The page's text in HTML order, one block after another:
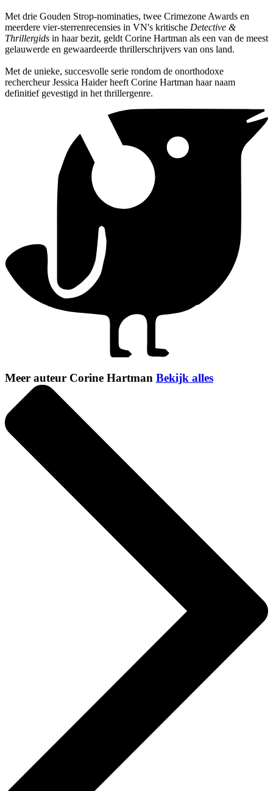
Met drie Gouden Strop-nominaties, twee Crimezone Awards en
meerdere vier-sterrenrecensies in VN's kritische Detective &
Thrillergids in haar bezit, geldt Corine Hartman als een van de meest
gelauwerde en gewaardeerde thrillerschrijvers van ons land.
Met de unieke, succesvolle serie rondom de onorthodoxe
rechercheur Jessica Haider heeft Corine Hartman haar naam
definitief gevestigd in het thrillergenre.
Meer auteur Corine Hartman Bekijk alles